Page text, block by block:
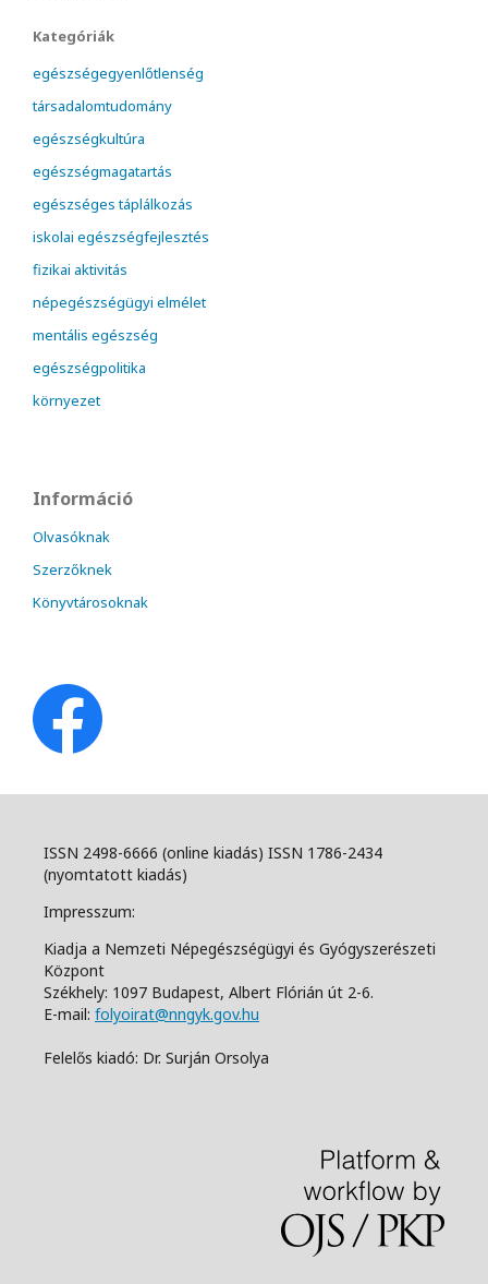
Kategóriák
egészségegyenlőtlenség
társadalomtudomány
egészségkultúra
egészségmagatartás
egészséges táplálkozás
iskolai egészségfejlesztés
fizikai aktivitás
népegészségügyi elmélet
mentális egészség
egészségpolitika
környezet
Információ
Olvasóknak
Szerzőknek
Könyvtárosoknak
ISSN 2498-6666 (online kiadás) ISSN 1786-2434
(nyomtatott kiadás)
Impresszum:
Kiadja a Nemzeti Népegészségügyi és Gyógyszerészeti
Központ
Székhely: 1097 Budapest, Albert Flórián út 2-6.
E-mail: folyoirat@nngyk.gov.hu
Felelős kiadó: Dr. Surján Orsolya